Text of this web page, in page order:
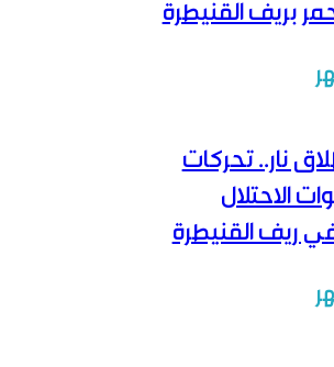
بريف القنيطرة
نار.. تحركات
الاحتلال
في ريف القنيطرة